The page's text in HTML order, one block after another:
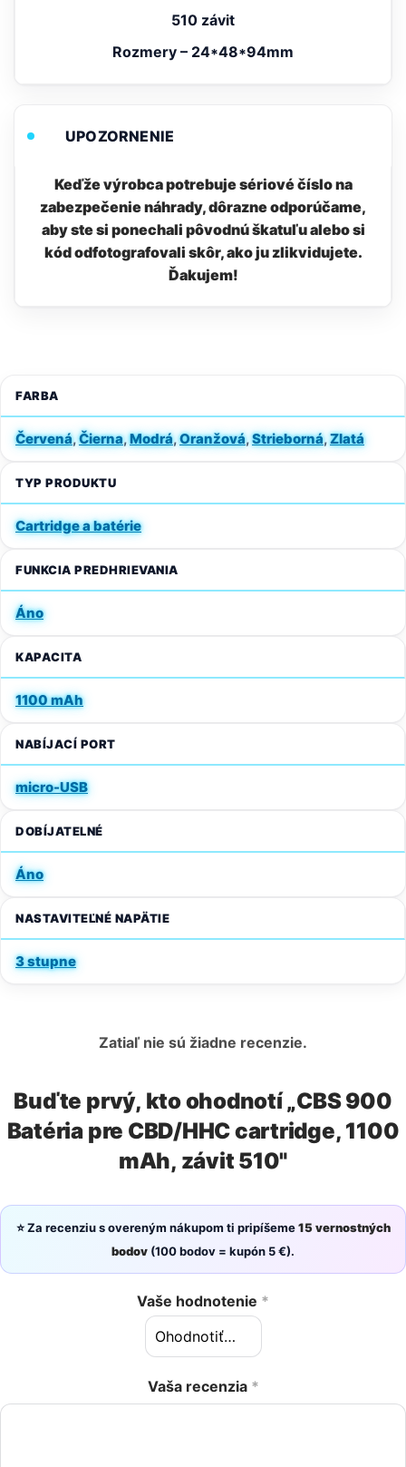
510 závit
Rozmery – 24*48*94mm
UPOZORNENIE
Keďže výrobca potrebuje sériové číslo na
zabezpečenie náhrady, dôrazne odporúčame,
aby ste si ponechali pôvodnú škatuľu alebo si
kód odfotografovali skôr, ako ju zlikvidujete.
Ďakujem!
FARBA
Červená,Čierna,Modrá,Oranžová,Strieborná,Zlatá
TYP PRODUKTU
Cartridge a batérie
FUNKCIA PREDHRIEVANIA
Áno
KAPACITA
1100 mAh
NABÍJACÍ PORT
micro-USB
DOBÍJATELNÉ
Áno
NASTAVITEĽNÉ NAPÄTIE
3 stupne
Zatiaľ nie sú žiadne recenzie.
Buďte prvý, kto ohodnotí „CBS 900
Batéria pre CBD/HHC cartridge, 1100
mAh, závit 510"
⭐ Za recenziu s overeným nákupom ti pripíšeme15 vernostných
bodov (100 bodov = kupón 5 €).
Vaše hodnotenie *
Vaša recenzia *